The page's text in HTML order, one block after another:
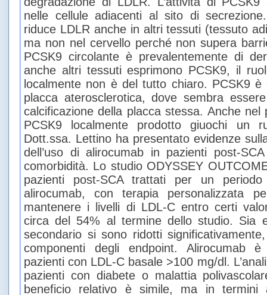
nelle cellule adiacenti al sito di
riduce LDLR anche in altri tessuti (tessuto
ma non nel cervello perché non supera
PCSK9 circolante è prevalentemente di
anche altri tessuti esprimono PCSK9, il
localmente non è del tutto chiaro. PCSK9 è
placca aterosclerotica, dove sembra
calcificazione della placca stessa. Anche nel
PCSK9 localmente prodotto giuochi un
Dott.ssa. Lettino ha presentato evidenze
dell’uso di alirocumab in pazienti post-
comorbidità. Lo studio ODYSSEY
pazienti post-SCA trattati per un
alirocumab, con terapia personalizzata
mantenere i livelli di LDL-C entro certi
circa del 54% al termine dello studio. Sia
secondario si sono ridotti
componenti degli endpoint. Alirocumab
pazienti con LDL-C basale >100 mg/dl.
pazienti con diabete o malattia
beneficio relativo è simile, ma in termini